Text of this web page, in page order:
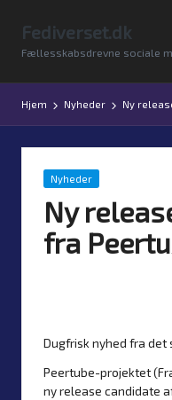
Fediverset.dk
Fællesskabsdrevne sociale
Hjem Nyheder Ny
Posted
in
Nyheder
Ny
fra
Dugfrisk nyhed fra det
Peertube-projektet
ny release candidate